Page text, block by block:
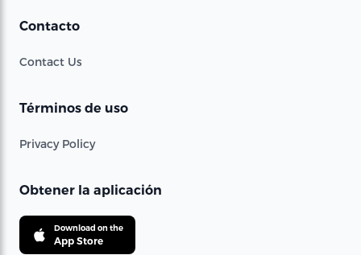
Contacto
Contact Us
Términos de uso
Privacy Policy
Obtener la aplicación
Download on the
App Store